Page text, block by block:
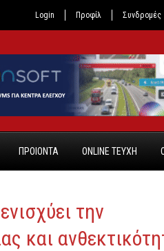
Login Προφίλ Συνδρομές
ΠΡΟΙΟΝΤΑ ONLINE TEYXH
την
και